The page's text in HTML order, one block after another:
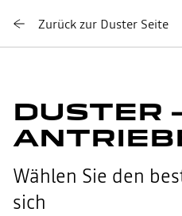
Zurück zur Duster Seite
DUSTER
Wählen Sie den
sich